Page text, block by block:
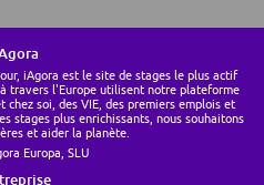
iAgora est le site de stages le plus actif
travers l'Europe utilisent notre plateforme
soi, des VIE, des premiers emplois et
stages plus enrichissants, nous souhaitons
et aider la planète.
Europa, SLU